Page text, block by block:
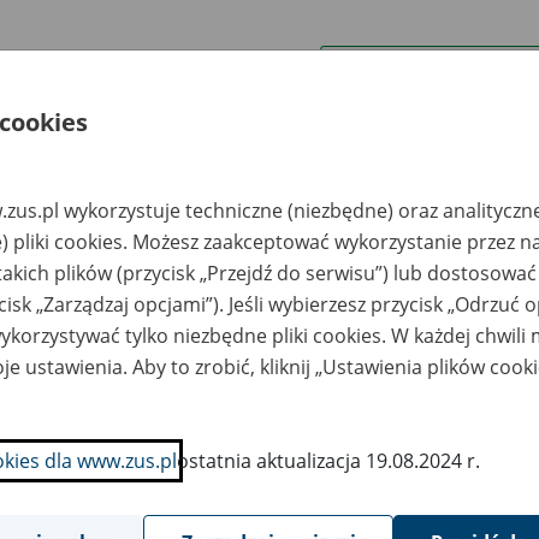
uwagi można przesyłać poprzez
Ukryj wszystkie pozycje bazy
pracy
Miejsce
przechowywania
dokumentów
Nr zespołu akt w
archiwum
państwowym
Daty
PEBUD,
Urząd
Wojewódzki/nDelegat
ura w
wykorzystuje techniczne (niezbędne) oraz
pliki cookies. Możesz zaakceptować wykorzystanie przez
plików (przycisk „Przejdź do serwisu”) lub
„Zarządzaj opcjami”). Jeśli wybierzesz przycisk „Odrzuć
tylko niezbędne pliki cookies. W każdej chwili
ustawienia. Aby to zrobić, kliknij „Ustawienia plików
dla www.zus.plostatnia aktualizacja 19.08.2024 r.